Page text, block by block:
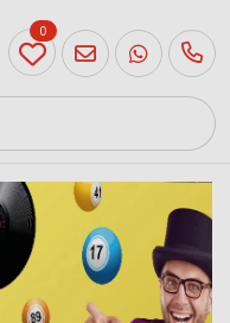
024
204
0